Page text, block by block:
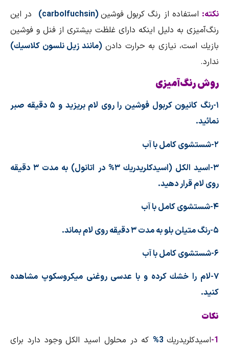
نكته: استفاده از رنگ كربول فوشین(carbolfuchsin)
در این
رنگ‌آمیزی به دلیل اینكه دارای غلظت بیشتری از فنل و فوشین
بازیك است، نیازی به حرارت دادن(مانند زیل نلسون كلاسیك)
ندارد.
روش رنگ‌آمیزی
۱-رنگ كانیون كربول فوشین را روی لام بریزید و ۵ دقیقه صبر
نمائید.
۲-شستشوی كامل با آب
۳-اسید الكل (اسیدكلریدریك ۳% در اتانول) به مدت ۳ دقیقه
روی لام قرار دهید.
۴-شستشوی كامل با آب
۵-رنگ متیلن بلو به مدت ۳ دقیقه روی لام بماند.
۶-شستشوی كامل با آب
۷-لام را خشك كرده و با عدسی روغنی میكروسكوپ مشاهده
كنید.
نکات
1- اسیدكلریدریك3%
كه در محلول اسید الكل وجود دارد برای